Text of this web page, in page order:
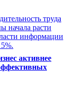
активнее